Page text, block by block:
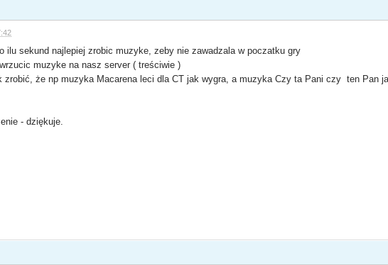
ilu sekund najlepiej zrobic muzyke, zeby nie zawadzala w poczatku gry
muzyke na nasz server ( treściwie )
zrobić, że np muzyka Macarena leci dla CT jak wygra, a muzyka Czy ta Pani czy ten Pan
- dziękuje.